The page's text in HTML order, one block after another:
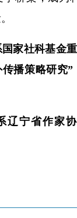
社科基金重
播策略研究”
宁省作家协